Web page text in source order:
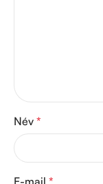
Név *
E-mail *